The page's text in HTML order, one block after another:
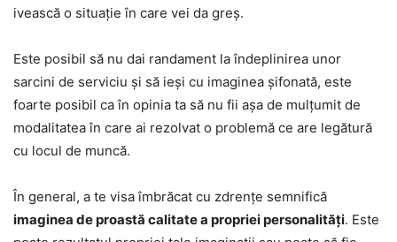
ivească o situație în care vei da greș.
Este posibil să nu dai randament la îndeplinirea unor
sarcini de serviciu și să ieși cu imaginea șifonată, este
foarte posibil ca în opinia ta să nu fii așa de mulțumit de
modalitatea în care ai rezolvat o problemă ce are legătură
cu locul de muncă.
În general, a te visa îmbrăcat cu zdrențe semnifică
imaginea de proastă calitate a propriei personalități. Este